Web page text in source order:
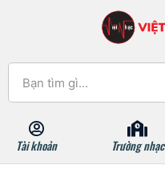
Tài khoản Trường nhạc